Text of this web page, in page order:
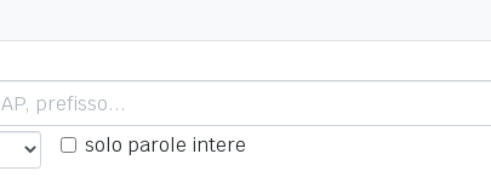
solo parole intere